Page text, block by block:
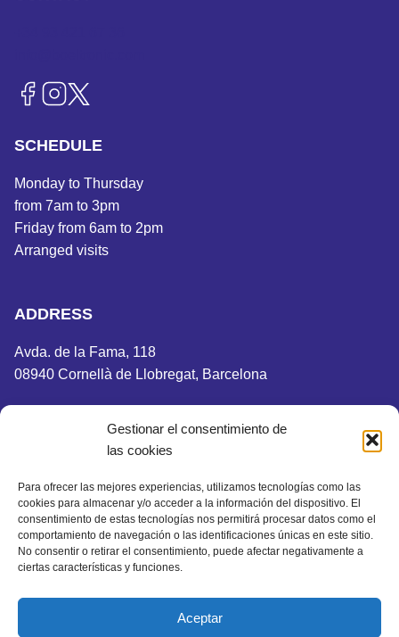
Gestionar el consentimiento de
las cookies
Para ofrecer las mejores experiencias, utilizamos tecnologías como las
cookies para almacenar y/o acceder a la información del dispositivo. El
consentimiento de estas tecnologías nos permitirá procesar datos como el
comportamiento de navegación o las identificaciones únicas en este sitio.
No consentir o retirar el consentimiento, puede afectar negativamente a
ciertas características y funciones.
Aceptar
SCHEDULE
Monday to Thursday
from 7am to 3pm
Friday from 6am to 2pm
Arranged visits
ADDRESS
Avda. de la Fama, 118
08940 Cornellà de Llobregat, Barcelona
Cookies Policy
Site Map
Accessibility statement